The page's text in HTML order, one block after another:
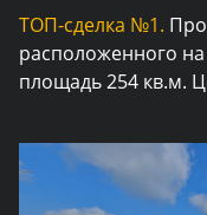
ТОП-сделка №1.
расположенного
площадь 254 кв.м.